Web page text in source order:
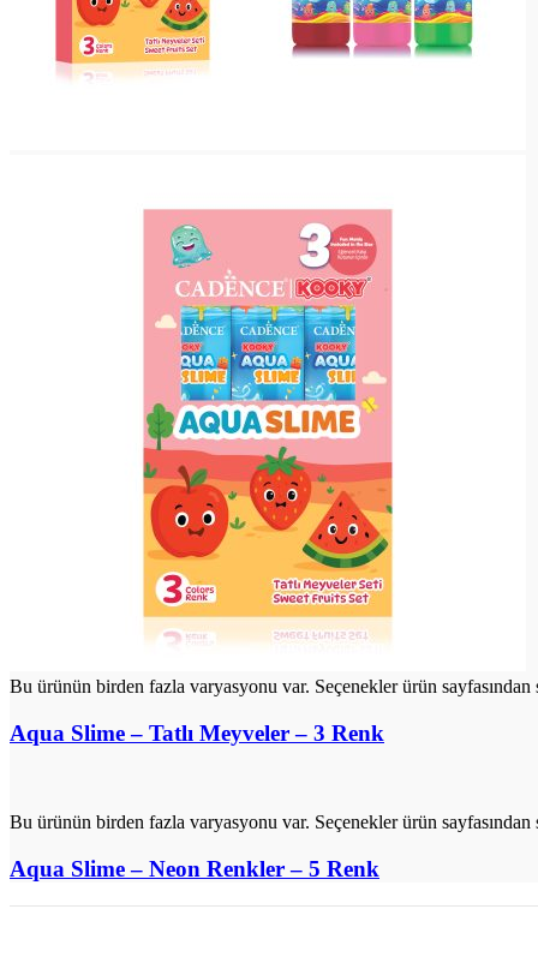
Bu ürünün birden fazla varyasyonu var. Seçenekler ürün
Aqua Slime – Tatlı Meyveler – 3 Renk
Bu ürünün birden fazla varyasyonu var. Seçenekler ürün
Aqua Slime – Neon Renkler – 5 Renk